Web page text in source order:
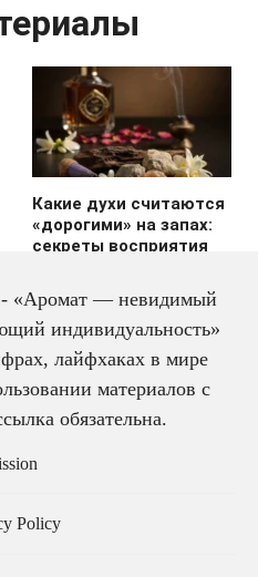
Какие духи считаются
«дорогими» на запах:
секреты восприятия
«Аромат — невидимый
индивидуальность»
лайфхаках в мире
материалов с
обязательна.
Policy